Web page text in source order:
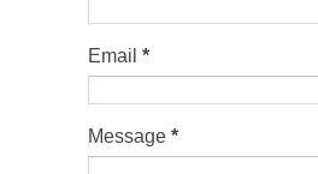
Email *
Message *